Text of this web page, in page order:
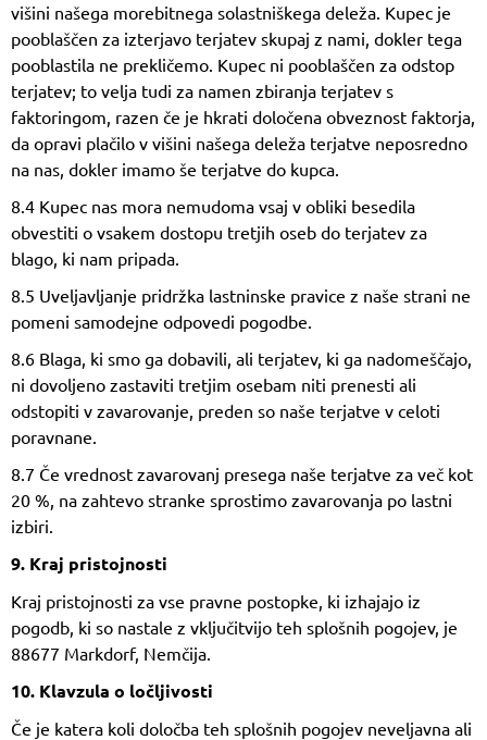
višini našega morebitnega solastniškega deleža. Kupec je
pooblaščen za izterjavo terjatev skupaj z nami, dokler tega
pooblastila ne prekličemo. Kupec ni pooblaščen za odstop
terjatev; to velja tudi za namen zbiranja terjatev s
faktoringom, razen če je hkrati določena obveznost faktorja,
da opravi plačilo v višini našega deleža terjatve neposredno
na nas, dokler imamo še terjatve do kupca.
8.4 Kupec nas mora nemudoma vsaj v obliki besedila
obvestiti o vsakem dostopu tretjih oseb do terjatev za
blago, ki nam pripada.
8.5 Uveljavljanje pridržka lastninske pravice z naše strani ne
pomeni samodejne odpovedi pogodbe.
8.6 Blaga, ki smo ga dobavili, ali terjatev, ki ga nadomeščajo,
ni dovoljeno zastaviti tretjim osebam niti prenesti ali
odstopiti v zavarovanje, preden so naše terjatve v celoti
poravnane.
8.7 Če vrednost zavarovanj presega naše terjatve za več kot
20 %, na zahtevo stranke sprostimo zavarovanja po lastni
izbiri.
9. Kraj pristojnosti
Kraj pristojnosti za vse pravne postopke, ki izhajajo iz
pogodb, ki so nastale z vključitvijo teh splošnih pogojev, je
88677 Markdorf, Nemčija.
10. Klavzula o ločljivosti
Če je katera koli določba teh splošnih pogojev neveljavna ali